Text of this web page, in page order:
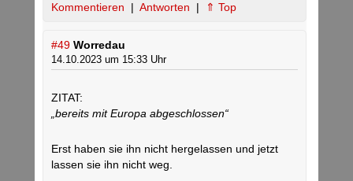
Kommentieren | Antworten | ⇑ Top
#49 Worredau
14.10.2023 um 15:33 Uhr
ZITAT:
„bereits mit Europa abgeschlossen“
Erst haben sie ihn nicht hergelassen und jetzt
lassen sie ihn nicht weg.